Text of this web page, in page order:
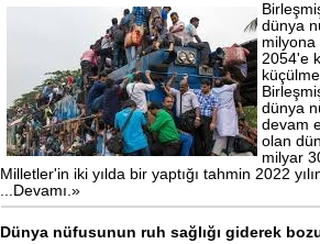
dünya
2054'e
dünya
devam
olan
milyar
Milletler'in iki yılda bir yaptığı tahmin 2022
...Devamı.»
Dünya nüfusunun ruh sağlığı giderek